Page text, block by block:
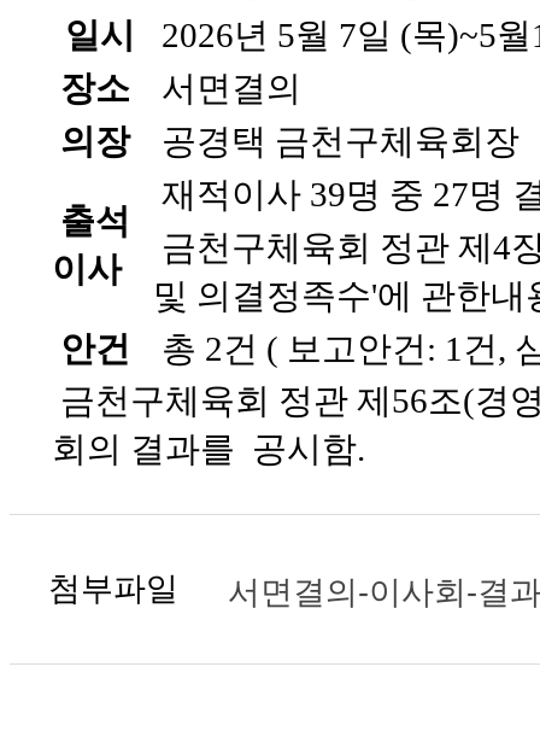
일시
2026년 5월 7일 (목)~5
장소
서면결의
의장
공경택 금천구체육회장
출석
이사
재적이사 39명 중 27명
금천구체육회 정관 제4
및 의결정족수'에 관한내
안건
총 2건 ( 보고안건: 1건,
금천구체육회 정관 제56조(경
회의 결과를 공시함.
첨부파일 서면결의-이사회-결